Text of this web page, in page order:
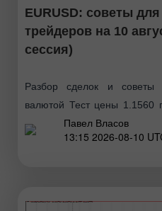
EURUSD: советы
трейдеров на 10
сессия)
Разбор сделок и советы
валютой Тест цены 1.1560
индикатор MACD много
отметки, что ограничивало
Павел Власов
13:15 2026-08-10